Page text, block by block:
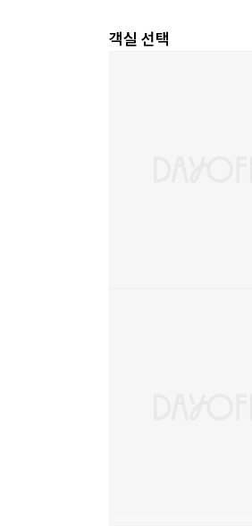
객실 선택